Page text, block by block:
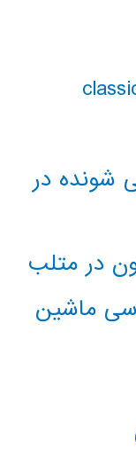
شونده در
در متلب
ماشین